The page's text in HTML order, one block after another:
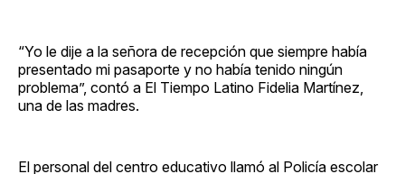
“Yo le dije a la señora de recepción que siempre había
presentado mi pasaporte y no había tenido ningún
problema”, contó a El Tiempo Latino Fidelia Martínez,
una de las madres.
El personal del centro educativo llamó al Policía escolar